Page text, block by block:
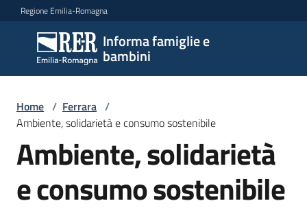
Vai al contenuto
Vai alla navigazione
Vai al footer
Regione Emilia-Romagna
Informa famiglie e
bambini
Informa
famiglie
e
bambini
Argomenti
Home / Ferrara /
Ambiente, solidarietà e consumo sostenibile
Ambiente, solidarietà
e consumo sostenibile